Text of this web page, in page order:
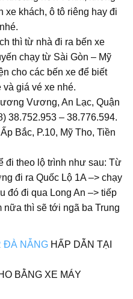
xe khách, ô tô riêng hay đi
thì từ nhà đi ra bến xe
chạy từ Sài Gòn – Mỹ
cho các bến xe để biết
và giá vé xe nhé.
Vương, An Lạc, Quận
38.752.953 – 38.776.594.
Bắc, P.10, Mỹ Tho, Tiền
đi theo lộ trình như sau: Từ
đi ra Quốc Lộ 1A –> chạy
đó đi qua Long An –> tiếp
nữa thì sẽ tới ngã ba Trung
ĐÀ NẴNGHẤP DẪN TẠI
BẰNG XE MÁY